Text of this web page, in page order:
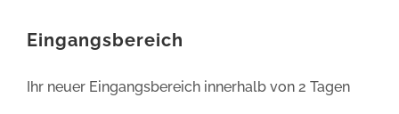
Eingangsbereich
Ihr neuer Eingangsbereich innerhalb von 2 Tagen